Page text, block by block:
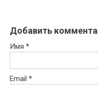
Добавить
Имя *
Email *